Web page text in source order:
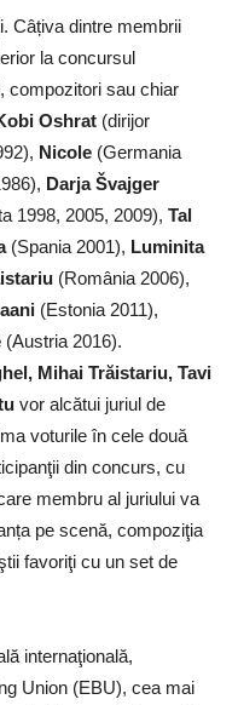
Câțiva dintre membrii
la concursul
compozitori sau chiar
Oshrat (dirijor
Nicole (Germania
Darja Švajger
1998, 2005, 2009), Tal
(Spania 2001), Luminita
(România 2006),
(Estonia 2011),
(Austria 2016).
Mihai Trăistariu, Tavi
vor alcătui juriul de
voturile în cele două
din concurs, cu
membru al juriului va
pe scenă, compoziţia
favoriţi cu un set de
internaţională,
Union (EBU), cea mai